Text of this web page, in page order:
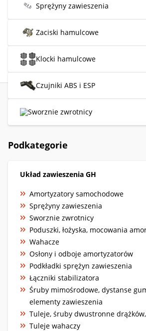
Sprężyny zawieszenia
Zaciski hamulcowe
Klocki hamulcowe
Czujniki ABS i ESP
Sworznie zwrotnicy
Podkategorie
Układ zawieszenia GH
Amortyzatory samochodowe
Sprężyny zawieszenia
Sworznie zwrotnicy
Poduszki, łożyska, mocowania
Wahacze
Osłony i odboje amortyzatorów
Podkładki sprężyn zawieszenia
Łączniki stabilizatora
Śruby mimośrodowe, dystanse
elementy zawieszenia
Tuleje, śruby dwustronne
Tuleje wahaczy